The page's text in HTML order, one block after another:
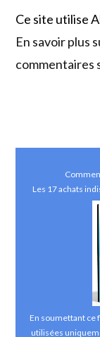
(facultatif)
Ce site utilise
En savoir plus
commentaires
Les 17 achats
En soumettant ce
utilisées